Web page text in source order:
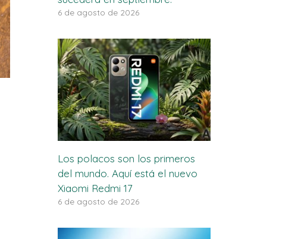
6 de agosto de 2026
Los polacos son los primeros
del mundo. Aquí está el nuevo
Xiaomi Redmi 17
6 de agosto de 2026